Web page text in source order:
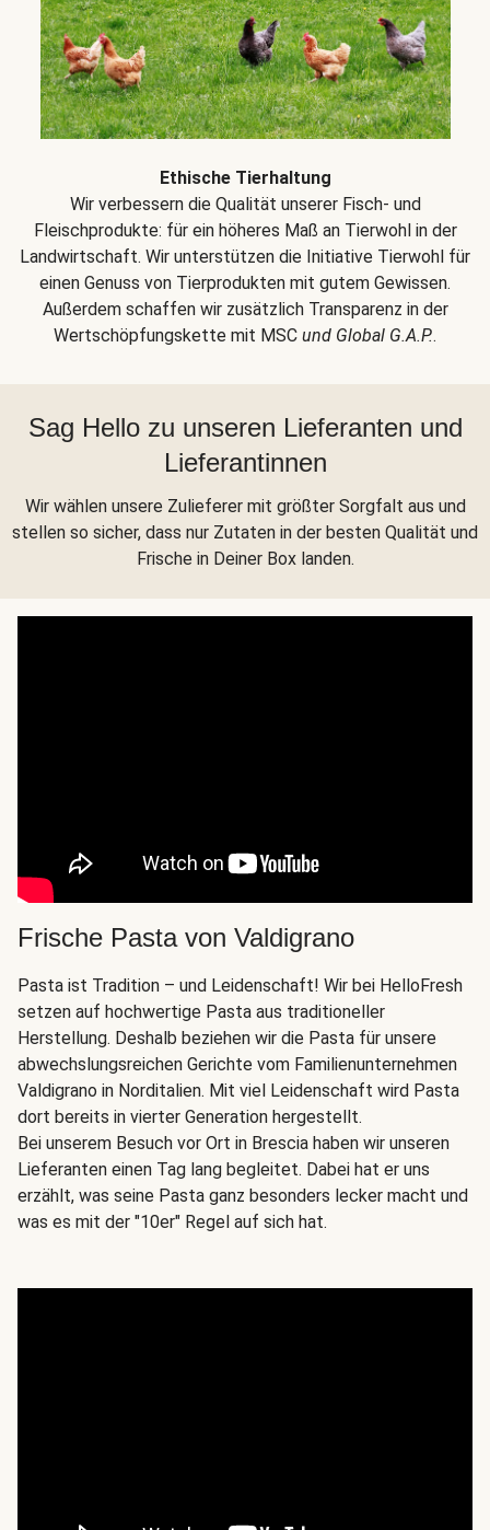
Ethische Tierhaltung
Wir verbessern die Qualität unserer Fisch- und
Fleischprodukte: für ein höheres Maß an Tierwohl in der
Landwirtschaft. Wir unterstützen die Initiative Tierwohl für
einen Genuss von Tierprodukten mit gutem Gewissen.
Außerdem schaffen wir zusätzlich Transparenz in der
Wertschöpfungskette mit MSC und Global G.A.P..
Sag Hello zu unseren Lieferanten und
Lieferantinnen
Wir wählen unsere Zulieferer mit größter Sorgfalt aus und
stellen so sicher, dass nur Zutaten in der besten Qualität und
Frische in Deiner Box landen.
Frische Pasta von Valdigrano
Pasta ist Tradition – und Leidenschaft! Wir bei HelloFresh
setzen auf hochwertige Pasta aus traditioneller
Herstellung. Deshalb beziehen wir die Pasta für unsere
abwechslungsreichen Gerichte vom Familienunternehmen
Valdigrano in Norditalien. Mit viel Leidenschaft wird Pasta
dort bereits in vierter Generation hergestellt.
Bei unserem Besuch vor Ort in Brescia haben wir unseren
Lieferanten einen Tag lang begleitet. Dabei hat er uns
erzählt, was seine Pasta ganz besonders lecker macht und
was es mit der "10er" Regel auf sich hat.